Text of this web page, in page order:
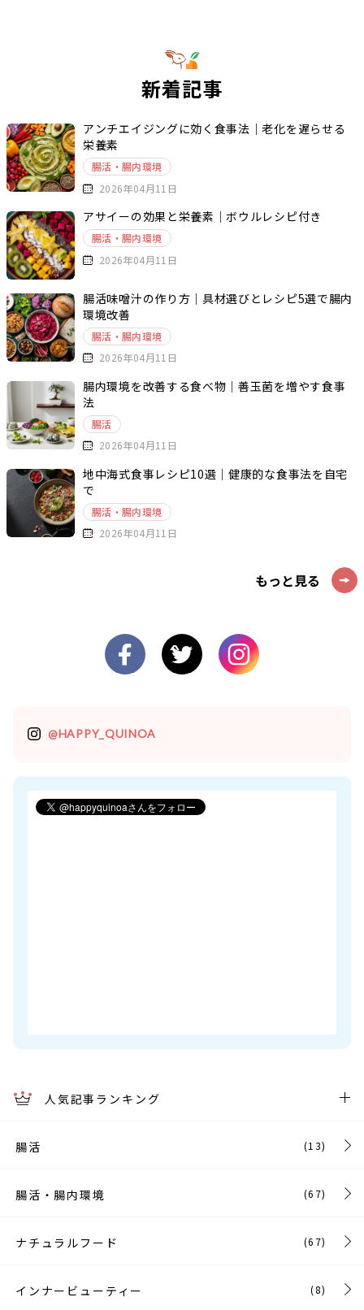
新着記事
アンチエイジングに効く食事法｜老化を遅らせる
栄養素
腸活・腸内環境
2026年04月11日
アサイーの効果と栄養素｜ボウルレシピ付き
腸活・腸内環境
2026年04月11日
腸活味噌汁の作り方｜具材選びとレシピ5選で腸内
環境改善
腸活・腸内環境
2026年04月11日
腸内環境を改善する食べ物｜善玉菌を増やす食事
法
腸活
2026年04月11日
地中海式食事レシピ10選｜健康的な食事法を自宅
で
腸活・腸内環境
2026年04月11日
もっと見る
@HAPPY_QUINOA
人気記事ランキング
腸活 (13)
腸活・腸内環境 (67)
ナチュラルフード (67)
インナービューティー (8)